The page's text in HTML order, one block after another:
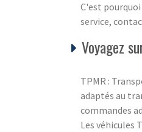
C'est
service,
Voyagez
TPMR :
adaptés au
commandes
Les véhicules